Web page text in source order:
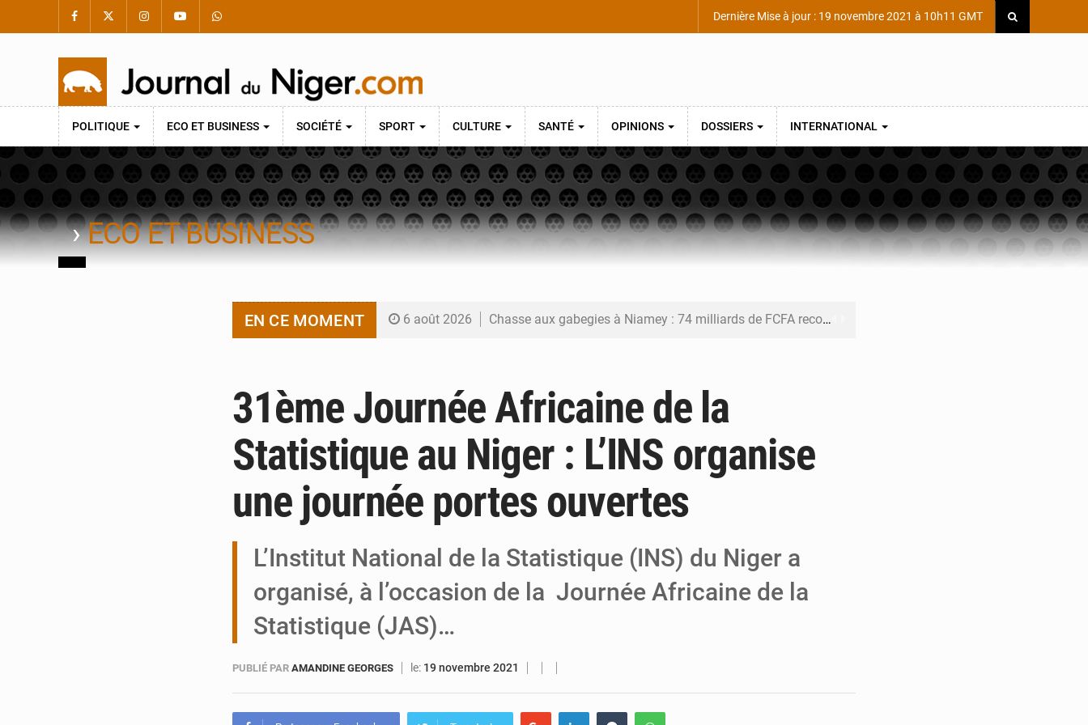
Dernière Mise à jour : 19 novembre 2021 à 10h11 GMT
POLITIQUE ECO ET BUSINESS SOCIÉTÉ SPORT CULTURE SANTÉ OPINIONS DOSSIERS INTERNATIONAL
›ECO ET BUSINESS
EN CE MOMENT 6 août 2026 Chasse aux gabegies à Niamey : 74 milliards de FCFA recouvrés par la COLDEFF
5 août 2026 Niger : le ministère du Pétrole mise sur la performance
5 août 2026 Niger : Abdoulaye Seydou en visite à la MCC de Malbaza
4 août 2026 Niamey : Mohamed Toumba enchaîne les audiences
31ème Journée Africaine de la
Statistique au Niger : L’INS organise
une journée portes ouvertes
L’Institut National de la Statistique (INS) du Niger a
organisé, à l’occasion de la Journée Africaine de la
Statistique (JAS)…
PUBLIÉ PAR AMANDINE GEORGES le: 19 novembre 2021